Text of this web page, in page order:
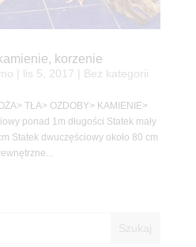
korzenie
lis 5, 2017 | Bez kategorii
TŁA> OZDOBY> KAMIENIE>
ponad 1m długości Statek mały
Statek dwuczęściowy około 80 cm